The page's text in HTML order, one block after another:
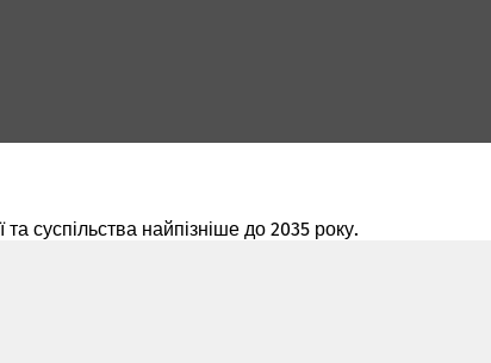
суспільства найпізніше до 2035 року.